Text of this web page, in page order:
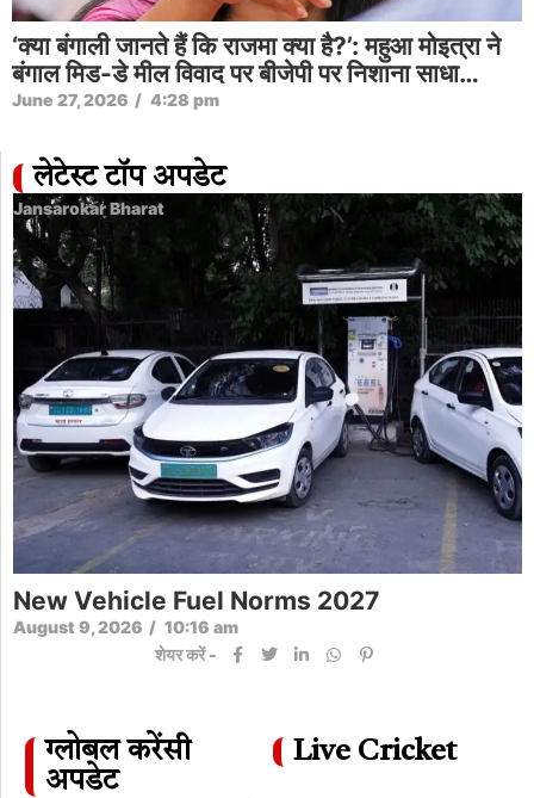
‘क्या बंगाली जानते हैं कि राजमा क्या है?’: महुआ मोइत्रा ने
बंगाल मिड-डे मील विवाद पर बीजेपी पर निशाना साधा…
June 27, 2026 / 4:28 pm
लेटेस्ट टॉप अपडेट
Jansarokar Bharat
New Vehicle Fuel Norms 2027
August 9, 2026 / 10:16 am
शेयर करें -
ग्लोबल करेंसी
अपडेट
Live Cricket